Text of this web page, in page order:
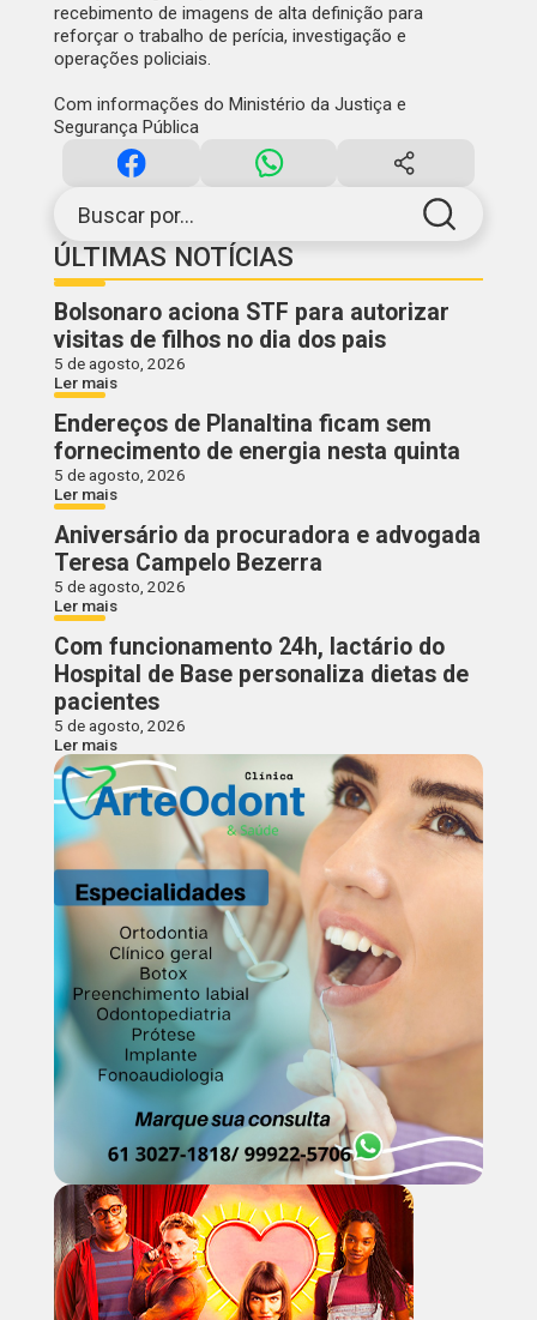
Buscar por...
ÚLTIMAS NOTÍCIAS
Bolsonaro aciona STF para autorizar
visitas de filhos no dia dos pais
5 de agosto, 2026
Ler mais
Endereços de Planaltina ficam sem
fornecimento de energia nesta quinta
5 de agosto, 2026
Ler mais
Aniversário da procuradora e advogada
Teresa Campelo Bezerra
5 de agosto, 2026
Ler mais
Com funcionamento 24h, lactário do
Hospital de Base personaliza dietas de
pacientes
5 de agosto, 2026
Ler mais
recebimento de imagens de alta definição para
reforçar o trabalho de perícia, investigação e
operações policiais.
Com informações do Ministério da Justiça e
Segurança Pública